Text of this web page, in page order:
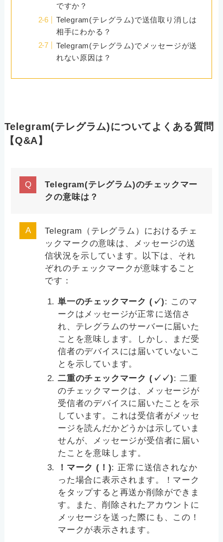
ですか？
Telegram(テレグラム)で送信取り消しは
相手にわかる？
Telegram(テレグラム)でメッセージが送
れない原因は？
Telegram(テレグラム)についてよくある質問
【Q&A】
Telegram(テレグラム)のチェックマー
クの意味は？
Telegram（テレグラム）におけるチェ
ックマークの意味は、メッセージの送
信状況を示しています。以下は、それ
ぞれのチェックマークが意味すること
です：
単一のチェックマーク (✓): このマ
ークはメッセージが正常に送信さ
れ、テレグラムのサーバーに届いた
ことを意味します。しかし、まだ受
信者のデバイスには届いていないこ
とを示しています。
二重のチェックマーク (✓✓): 二重
のチェックマークは、メッセージが
受信者のデバイスに届いたことを示
しています。これは受信者がメッセ
ージを読んだかどうかは示していま
せんが、メッセージが受信者に届い
たことを意味します。
！マーク (！): 正常に送信されなか
った場合に表示されます。！マーク
をタップすると再送か削除ができま
す。また、削除されたアカウントに
メッセージを送った際にも、この！
マークが表示されます。